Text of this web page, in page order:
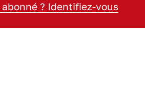
abonné ? Identifiez-vous